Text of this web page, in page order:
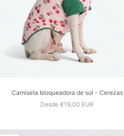
Camiseta bloqueadora de sol - Cerezas
Desde €19,00 EUR